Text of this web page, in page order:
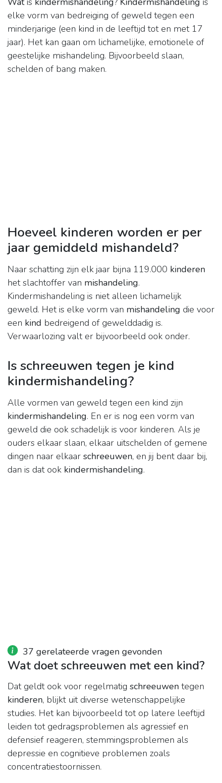
elke vorm van bedreiging of geweld tegen een
minderjarige (een kind in de leeftijd tot en met 17
jaar). Het kan gaan om lichamelijke, emotionele of
geestelijke mishandeling. Bijvoorbeeld slaan,
schelden of bang maken.
Hoeveel kinderen worden er per
jaar gemiddeld mishandeld?
Naar schatting zijn elk jaar bijna 119.000 kinderen
het slachtoffer van mishandeling.
Kindermishandeling is niet alleen lichamelijk
geweld. Het is elke vorm van mishandeling die voor
een kind bedreigend of gewelddadig is.
Verwaarlozing valt er bijvoorbeeld ook onder.
Is schreeuwen tegen je kind
kindermishandeling?
Alle vormen van geweld tegen een kind zijn
kindermishandeling. En er is nog een vorm van
geweld die ook schadelijk is voor kinderen. Als je
ouders elkaar slaan, elkaar uitschelden of gemene
dingen naar elkaar schreeuwen, en jij bent daar bij,
dan is dat ook kindermishandeling.
37 gerelateerde vragen gevonden
Wat doet schreeuwen met een kind?
Dat geldt ook voor regelmatig schreeuwen tegen
kinderen, blijkt uit diverse wetenschappelijke
studies. Het kan bijvoorbeeld tot op latere leeftijd
leiden tot gedragsproblemen als agressief en
defensief reageren, stemmingsproblemen als
depressie en cognitieve problemen zoals
concentratiestoornissen.